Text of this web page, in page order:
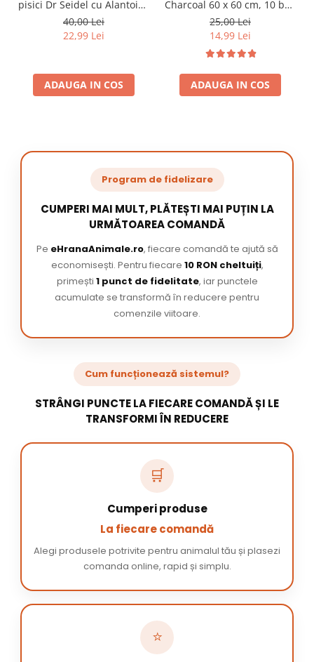
pisici Dr Seidel cu Alantoina
220 ml
40,00 Lei
22,99 Lei
ADAUGA IN COS
Charcoal 60 x 60 cm, 10 buc
/ pachet
25,00 Lei
14,99 Lei
ADAUGA IN COS
Program de fidelizare
CUMPERI MAI MULT, PLĂTEȘTI MAI PUȚIN LA
URMĂTOAREA COMANDĂ
Pe eHranaAnimale.ro, fiecare comandă te ajută să
economisești. Pentru fiecare 10 RON cheltuiți,
primești 1 punct de fidelitate, iar punctele
acumulate se transformă în reducere pentru
comenzile viitoare.
Cum funcționează sistemul?
STRÂNGI PUNCTE LA FIECARE COMANDĂ ȘI LE
TRANSFORMI ÎN REDUCERE
🛒
Cumperi produse
La fiecare comandă
Alegi produsele potrivite pentru animalul tău și plasezi
comanda online, rapid și simplu.
⭐